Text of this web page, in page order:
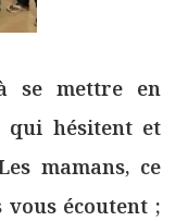
se mettre en
qui hésitent et
mamans, ce
écoutent ;